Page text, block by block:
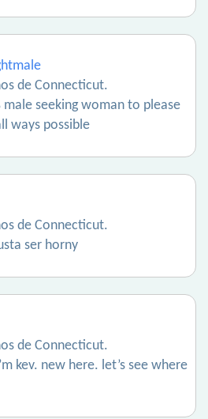
de Connecticut.
seeking woman to please
ways possible
de Connecticut.
ser horny
de Connecticut.
kev. new here. let’s see where